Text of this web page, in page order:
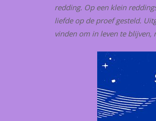
redding. Op een klein
liefde op de proef gesteld.
vinden om in leven te blijven,